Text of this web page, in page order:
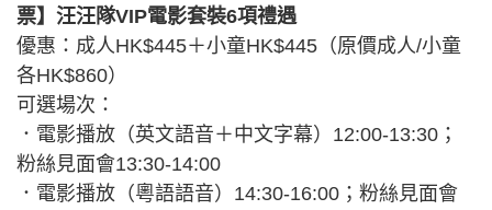
票】汪汪隊VIP電影套裝6項禮遇
優惠：成人HK$445＋小童HK$445（原價成人/小童
各HK$860）
可選場次：
．電影播放（英文語音＋中文字幕）12:00-13:30；
粉絲見面會13:30-14:00
．電影播放（粵語語音）14:30-16:00；粉絲見面會